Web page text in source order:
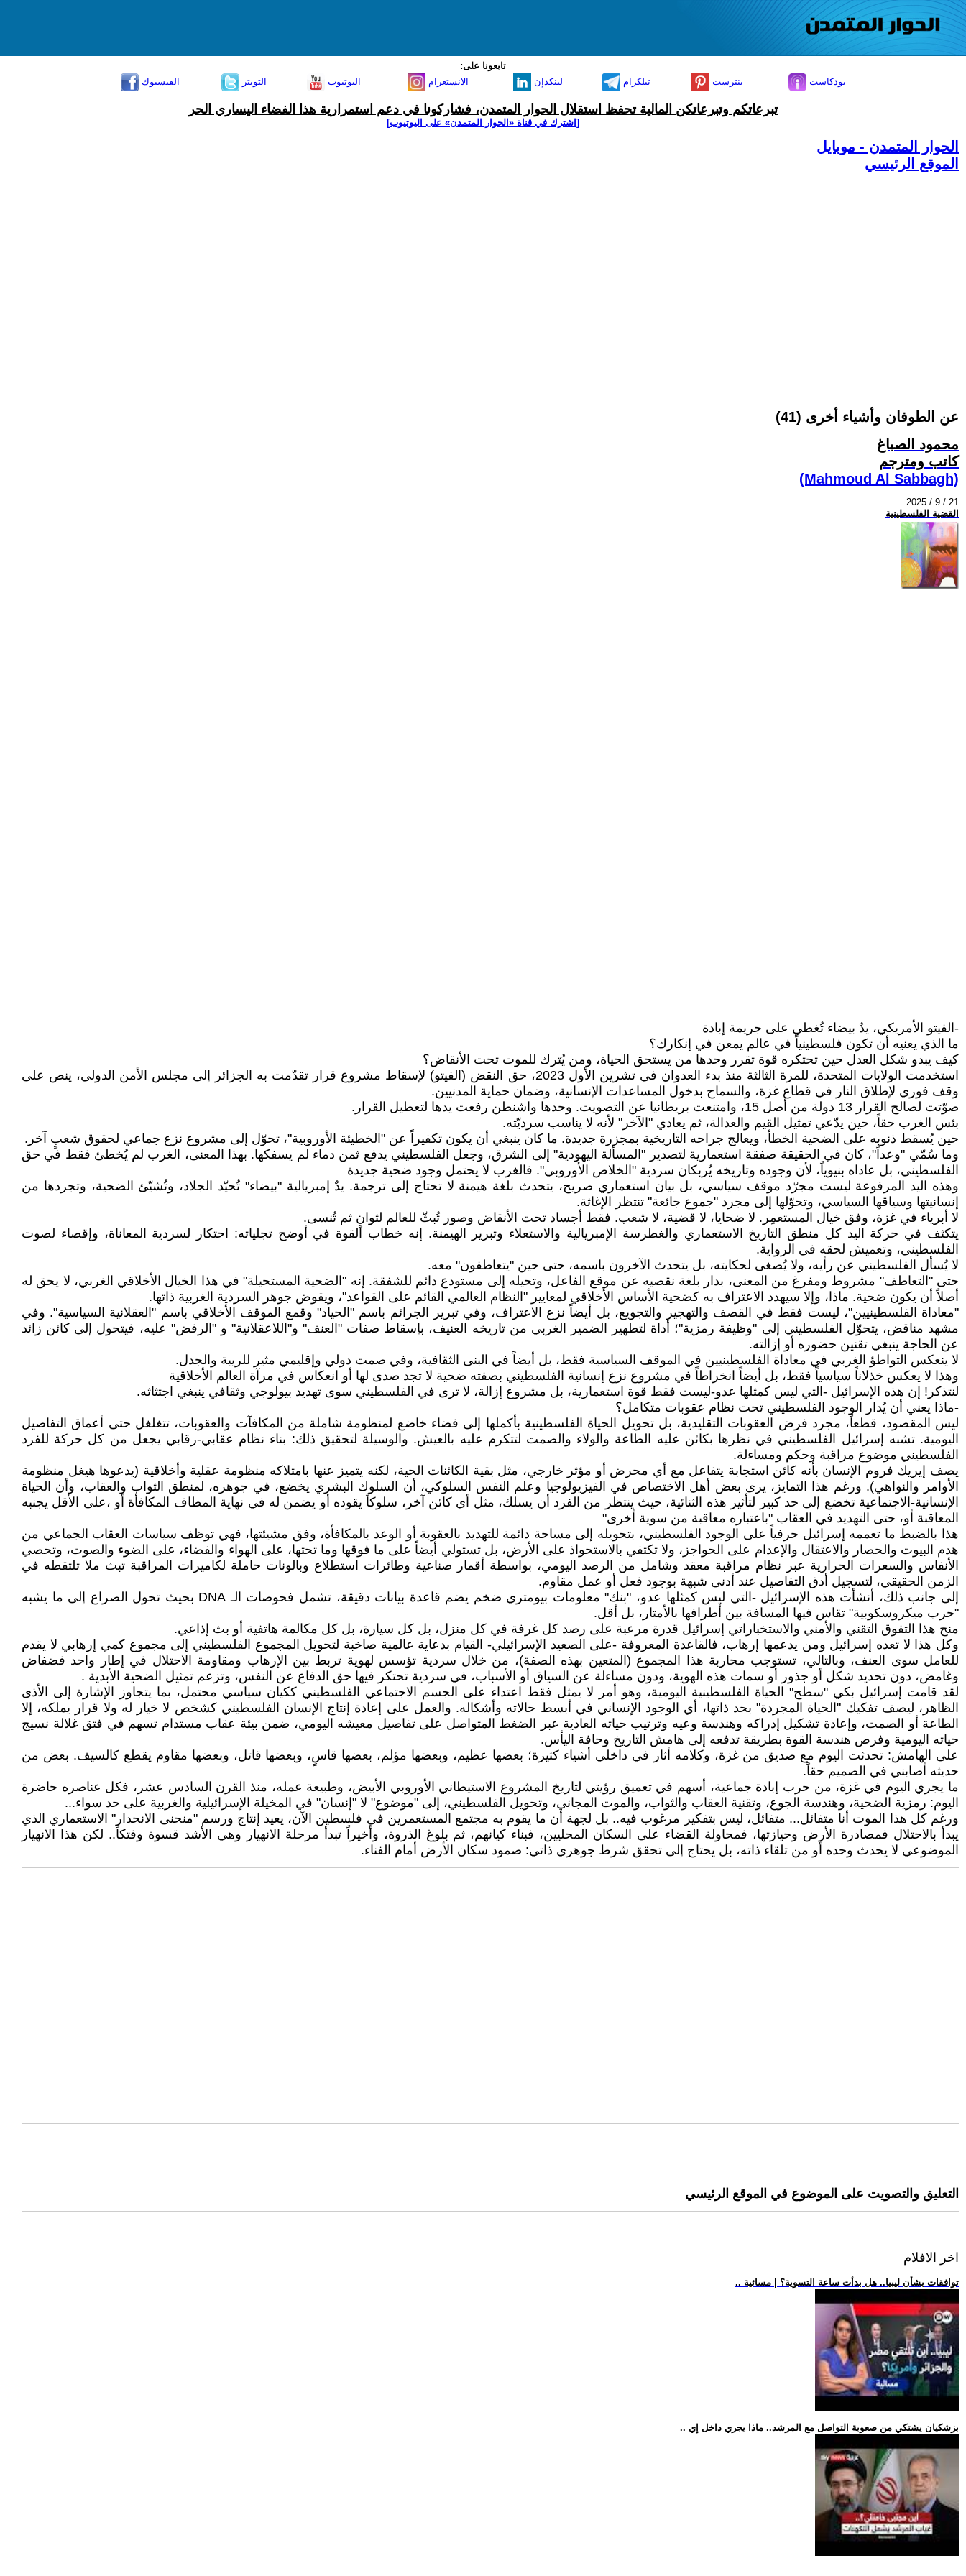
تابعونا على:
الفيسبوك
التويتر اليوتيوب الانستغرام لينكدإن تيلكرام بنترست بودكاست
تبرعاتكم وتبرعاتكن المالية تحفظ استقلال الحوار المتمدن، فشاركونا في دعم استمرارية هذا الفضاء اليساري الحر
[اشترك في قناة ‫«الحوار المتمدن» على اليوتيوب]
الحوار المتمدن - موبايل
الموقع الرئيسي
عن الطوفان وأشياء أخرى (41)
محمود الصباغ
كاتب ومترجم
(Mahmoud Al Sabbagh)
2025 / 9 / 21
القضية الفلسطينية
-الفيتو الأمريكي، يدٌ بيضاء تُغطي على جريمة إبادة
ما الذي يعنيه أن تكون فلسطينياً في عالم يمعن في إنكارك؟
كيف يبدو شكل العدل حين تحتكره قوة تقرر وحدها من يستحق الحياة، ومن يُترك للموت تحت الأنقاض؟
استخدمت الولايات المتحدة، للمرة الثالثة منذ بدء العدوان في تشرين الأول 2023، حق النقض (الفيتو) لإسقاط مشروع قرار تقدّمت به الجزائر إلى مجلس الأمن الدولي، ينص على
وقف فوري لإطلاق النار في قطاع غزة، والسماح بدخول المساعدات الإنسانية، وضمان حماية المدنيين.
صوّتت لصالح القرار 13 دولة من أصل 15، وامتنعت بريطانيا عن التصويت. وحدها واشنطن رفعت يدها لتعطيل القرار.
بئس الغرب حقاً، حين يدّعي تمثيل القيم والعدالة، ثم يعادي "الآخر" لأنه لا يناسب سرديّته.
حين يُسقط ذنوبه على الضحية الخطأ، ويعالج جراحه التاريخية بمجزرة جديدة. ما كان ينبغي أن يكون تكفيراً عن "الخطيئة الأوروبية"، تحوّل إلى مشروع نزع جماعي لحقوق شعبٍ آخر.
وما سُمّي "وعداً"، كان في الحقيقة صفقة استعمارية لتصدير "المسألة اليهودية" إلى الشرق، وجعل الفلسطيني يدفع ثمن دماء لم يسفكها. بهذا المعنى، الغرب لم يُخطئ فقط في حق
الفلسطيني، بل عاداه بنيوياً، لأن وجوده وتاريخه يُربكان سردية "الخلاص الأوروبي". فالغرب لا يحتمل وجود ضحية جديدة
وهذه اليد المرفوعة ليست مجرّد موقف سياسي، بل بيان استعماري صريح، يتحدث بلغة هيمنة لا تحتاج إلى ترجمة. يدٌ إمبريالية "بيضاء" تُحيّد الجلاد، وتُشيّئ الضحية، وتجردها من
إنسانيتها وسياقها السياسي، وتحوّلها إلى مجرد "جموع جائعة" تنتظر الإغاثة.
لا أبرياء في غزة، وفق خيال المستعمِر. لا ضحايا، لا قضية، لا شعب. فقط أجساد تحت الأنقاض وصور تُبثّ للعالم لثوانٍ ثم تُنسى.
يتكثف في حركة اليد كل منطق التاريخ الاستعماري والغطرسة الإمبريالية والاستعلاء وتبرير الهيمنة. إنه خطاب القوة في أوضح تجلياته: احتكار لسردية المعاناة، وإقصاء لصوت
الفلسطيني، وتعميش لحقه في الرواية.
لا يُسأل الفلسطيني عن رأيه، ولا يُصغى لحكايته، بل يتحدث الآخرون باسمه، حتى حين "يتعاطفون" معه.
حتى "التعاطف" مشروط ومفرغ من المعنى، بدار بلغة نقصيه عن موقع الفاعل، وتحيله إلى مستودع دائم للشفقة. إنه "الضحية المستحيلة" في هذا الخيال الأخلاقي الغربي، لا يحق له
أصلاً أن يكون ضحية. ماذا، وإلا سيهدد الاعتراف به كضحية الأساس الأخلاقي لمعايير "النظام العالمي القائم على القواعد"، ويقوض جوهر السردية الغربية ذاتها.
"معاداة الفلسطينيين"، ليست فقط في القصف والتهجير والتجويع، بل أيضاً نزع الاعتراف، وفي تبرير الجرائم باسم "الحياد" وقمع الموقف الأخلاقي باسم "العقلانية السياسية". وفي
مشهد مناقض، يتحوّل الفلسطيني إلى "وظيفة رمزية"؛ أداة لتطهير الضمير الغربي من تاريخه العنيف، بإسقاط صفات "العنف" و"اللاعقلانية" و "الرفض" عليه، فيتحول إلى كائن زائد
عن الحاجة ينبغي تقنين حضوره أو إزالته.
لا ينعكس التواطؤ الغربي في معاداة الفلسطينيين في الموقف السياسية فقط، بل أيضاً في البنى الثقافية، وفي صمت دولي وإقليمي مثير للريبة والجدل.
وهذا لا يعكس خذلاناً سياسياً فقط، بل أيضاً انخراطاً في مشروع نزع إنسانية الفلسطيني بصفته ضحية لا تجد صدى لها أو انعكاس في مرآة العالم الأخلاقية
لنتذكر! إن هذه الإسرائيل -التي ليس كمثلها عدو-ليست فقط قوة استعمارية، بل مشروع إزالة، لا ترى في الفلسطيني سوى تهديد بيولوجي وثقافي ينبغي اجتثاثه.
-ماذا يعني أن يُدار الوجود الفلسطيني تحت نظام عقوبات متكامل؟
ليس المقصود، قطعاً، مجرد فرض العقوبات التقليدية، بل تحويل الحياة الفلسطينية بأكملها إلى فضاء خاضع لمنظومة شاملة من المكافآت والعقوبات، تتغلغل حتى أعماق التفاصيل
اليومية. تشبه إسرائيل الفلسطيني في نظرها بكائن عليه الطاعة والولاء والصمت لتتكرم عليه بالعيش. والوسيلة لتحقيق ذلك: بناء نظام عقابي-رقابي يجعل من كل حركة للفرد
الفلسطيني موضوع مراقبة وحكم ومساءلة.
يصف إيريك فروم الإنسان بأنه كائن استجابة يتفاعل مع أي محرض أو مؤثر خارجي، مثل بقية الكائنات الحية، لكنه يتميز عنها بامتلاكه منظومة عقلية وأخلاقية (يدعوها هيغل منظومة
الأوامر والنواهي). ورغم هذا التمايز، يرى بعض أهل الاختصاص في الفيزيولوجيا وعلم النفس السلوكي، أن السلوك البشري يخضع، في جوهره، لمنطق الثواب والعقاب، وأن الحياة
الإنسانية-الاجتماعية تخضع إلى حد كبير لتأثير هذه الثنائية، حيث ينتظر من الفرد أن يسلك، مثل أي كائن آخر، سلوكاً يقوده أو يضمن له في نهاية المطاف المكافأة أو ،على الأقل يجنبه
المعاقبة أو، حتى التهديد في العقاب "باعتباره معاقبة من سوية أخرى"
هذا بالضبط ما تعممه إسرائيل حرفياً على الوجود الفلسطيني، بتحويله إلى مساحة دائمة للتهديد بالعقوبة أو الوعد بالمكافأة، وفق مشيئتها، فهي توظف سياسات العقاب الجماعي من
هدم البيوت والحصار والاعتقال والإعدام على الحواجز، ولا تكتفي بالاستحواذ على الأرض، بل تستولي أيضاً على ما فوقها وما تحتها، على الهواء والفضاء، على الضوء والصوت، وتحصي
الأنفاس والسعرات الحرارية عبر نظام مراقبة معقد وشامل من الرصد اليومي، بواسطة أقمار صناعية وطائرات استطلاع وبالونات حاملة لكاميرات المراقبة تبث ملا تلتقطه في
الزمن الحقيقي، لتسجيل أدق التفاصيل عند أدنى شبهة بوجود فعل أو عمل مقاوم.
إلى جانب ذلك، أنشأت هذه الإسرائيل -التي ليس كمثلها عدو، "بنك" معلومات بيومتري ضخم يضم قاعدة بيانات دقيقة، تشمل فحوصات الـ DNA بحيث تحول الصراع إلى ما يشبه
"حرب ميكروسكوبية" تقاس فيها المسافة بين أطرافها بالأمتار، بل أقل.
منح هذا التفوق التقني والأمني والاستخباراتي إسرائيل قدرة مرعبة على رصد كل غرفة في كل منزل، بل كل سيارة، بل كل مكالمة هاتفية أو بث إذاعي.
وكل هذا لا تعده إسرائيل ومن يدعمها إرهاب، فالقاعدة المعروفة -على الصعيد الإسرائيلي- القيام بدعاية عالمية صاخبة لتحويل المجموع الفلسطيني إلى مجموع كمي إرهابي لا يقدم
للعامل سوى العنف، وبالتالي، تستوجب محاربة هذا المجموع (المتعين بهذه الصفة)، من خلال سردية تؤسس لهوية تربط بين الإرهاب ومقاومة الاحتلال في إطار واحد فضفاض
وغامض، دون تحديد شكل أو جذور أو سمات هذه الهوية، ودون مساءلة عن السياق أو الأسباب، في سردية تحتكر فيها حق الدفاع عن النفس، وتزعم تمثيل الضحية الأبدية .
لقد قامت إسرائيل بكي "سطح" الحياة الفلسطينية اليومية، وهو أمر لا يمثل فقط اعتداء على الجسم الاجتماعي الفلسطيني ككيان سياسي محتمل، بما يتجاوز الإشارة إلى الأذى
الظاهر، ليصف تفكيك "الحياة المجردة" بحد ذاتها، أي الوجود الإنساني في أبسط حالاته وأشكاله. والعمل على إعادة إنتاج الإنسان الفلسطيني كشخص لا خيار له ولا قرار يملكه، إلا
الطاعة أو الصمت، وإعادة تشكيل إدراكه وهندسة وعيه وترتيب حياته العادية عبر الضغط المتواصل على تفاصيل معيشه اليومي، ضمن بيئة عقاب مستدام تسهم في فتق غلالة نسيج
حياته اليومية وفرص هندسة القوة بطريقة تدفعه إلى هامش التاريخ وحافة اليأس.
على الهامش: تحدثت اليوم مع صديق من غزة، وكلامه أثار في داخلي أشياء كثيرة؛ بعضها عظيم، وبعضها مؤلم، بعضها قاسٍ، وبعضها قاتل، وبعضها مقاوم يقطع كالسيف. بعض من
حديثه أصابني في الصميم حقاً.
ما يجري اليوم في غزة، من حرب إبادة جماعية، أسهم في تعميق رؤيتي لتاريخ المشروع الاستيطاني الأوروبي الأبيض، وطبيعة عمله، منذ القرن السادس عشر، فكل عناصره حاضرة
اليوم: رمزية الضحية، وهندسة الجوع، وتقنية العقاب والثواب، والموت المجاني، وتحويل الفلسطيني، إلى "موضوع" لا "إنسان" في المخيلة الإسرائيلية والغربية على حد سواء...
ورغم كل هذا الموت أنا متفائل... متفائل، ليس بتفكير مرغوب فيه.. بل لجهة أن ما يقوم به مجتمع المستعمرين في فلسطين الآن، يعيد إنتاج ورسم "منحنى الانحدار" الاستعماري الذي
يبدأ بالاحتلال فمصادرة الأرض وحيازتها، فمحاولة القضاء على السكان المحليين، فبناء كيانهم، ثم بلوغ الذروة، وأخيراً تبدأ مرحلة الانهيار وهي الأشد قسوة وفتكاً.. لكن هذا الانهيار
الموضوعي لا يحدث وحده أو من تلقاء ذاته، بل يحتاج إلى تحقق شرط جوهري ذاتي: صمود سكان الأرض أمام الفناء.
التعليق والتصويت على الموضوع في الموقع الرئيسي
اخر الافلام
.. توافقات بشأن ليبيا.. هل بدأت ساعة التسوية؟ | مسائية
.. بزشكيان يشتكي من صعوبة التواصل مع المرشد.. ماذا يجري داخل إي